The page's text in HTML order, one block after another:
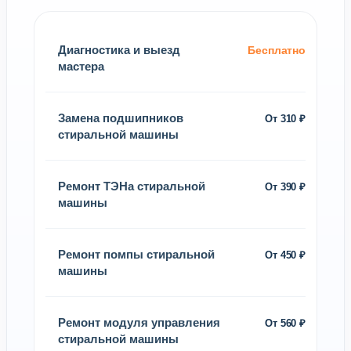
Диагностика и выезд
мастера
Бесплатно
Замена подшипников
стиральной машины
От 310 ₽
Ремонт ТЭНа стиральной
машины
От 390 ₽
Ремонт помпы стиральной
машины
От 450 ₽
Ремонт модуля управления
стиральной машины
От 560 ₽